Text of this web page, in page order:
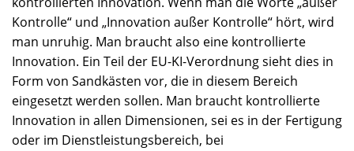
Kontrolle“ und „Innovation außer Kontrolle“ hört, wird
man unruhig. Man braucht also eine kontrollierte
Innovation. Ein Teil der EU-KI-Verordnung sieht dies in
Form von Sandkästen vor, die in diesem Bereich
eingesetzt werden sollen. Man braucht kontrollierte
Innovation in allen Dimensionen, sei es in der Fertigung
oder im Dienstleistungsbereich, bei